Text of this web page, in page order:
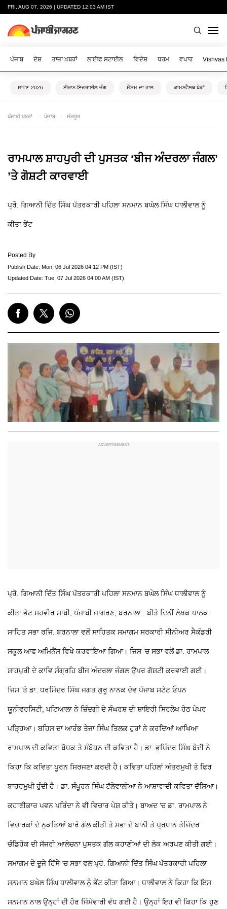
FRI, AUG 07, 2026 | UPDATED 12:03 AM IST
ਪੰਜਾਬ ਦੇਸ਼ ਤਾਜ਼ਾ ਖ਼ਬਰਾਂ ਲਾਈਫ ਸਟਾਈਲ ਵਿਦੇਸ਼ ਧਰਮ ਵਪਾਰ Vishvas
ਸਾਵਣ 2026 ਈਰਾਨ-ਇਜ਼ਰਾਈਲ ਜੰਗ ਮੌਸਮ ਦਾ ਹਾਲ ਕਾਮਨਵੈਲਥ ਖੇਡਾਂ
ਪੰਜਾਬੀ ਖ਼ਬਰਾਂ ਪੰਜਾਬ ਸੰਗਰੂਰ
ਰਾਮਪਾਲ ਸ਼ਾਹਪੁਰੀ ਦੀ ਪੁਸਤਕ ‘ਬੀਜ ਅੰਦਰਲਾ ਜੰਗਲ’
’ਤੇ ਗੋਸ਼ਟੀ ਕਾਰਵਾਈ
ਪ੍ਰੋ. ਗਿਆਨੀ ਦਿੱਤ ਸਿੰਘ ਪੱਤਰਕਾਰੀ ਪਹਿਲਾ ਸਨਮਾਨ ਬਘੇਲ ਸਿੰਘ ਧਾਲੀਵਾਲ ਨੂੰ
ਕੀਤਾ ਭੇਂਟ
Posted By
Publish Date: Mon, 06 Jul 2026 04:12 PM (IST)
Updated Date: Tue, 07 Jul 2026 04:00 AM (IST)
ਪ੍ਰੋ. ਗਿਆਨੀ ਦਿੱਤ ਸਿੰਘ ਪੱਤਰਕਾਰੀ ਪਹਿਲਾ ਸਨਮਾਨ ਬਘੇਲ ਸਿੰਘ ਧਾਲੀਵਾਲ ਨੂੰ
ਕੀਤਾ ਭੇਟਸਹਵੀਰ ਸਾਬੀ, ਪੰਜਾਬੀ ਜਾਗਰਣ, ਬਰਨਾਲਾ : ਬੀਤੇ ਦਿਨੀਂ ਲੇਖਕ ਪਾਠਕ
ਸਾਹਿਤ ਸਭਾ ਰਜਿ. ਬਰਨਾਲਾ ਵਲੋਂ ਸਾਹਿਤਕ ਸਮਾਗਮ ਸਰਕਾਰੀ ਸੀਨੀਅਰ ਸੈਕੰਡਰੀ
ਸਕੂਲ ਆਫ ਅਮਿਨੈਂਸ ਵਿਖੇ ਕਰਵਾਇਆ ਗਿਆ। ਜਿਸ ’ਚ ਸਭਾ ਵਲੋਂ ਡਾ. ਰਾਮਪਾਲ
ਸ਼ਾਹਪੁਰੀ ਦੇ ਕਾਵਿ ਸੰਗ੍ਰਹਿ ਬੀਜ ਅੰਦਰਲਾ ਜੰਗਲ ਉਪਰ ਗੋਸ਼ਟੀ ਕਰਵਾਈ ਗਈ।
ਜਿਸ ’ਤੇ ਡਾ. ਧਰਮਿੰਦਰ ਸਿੰਘ ਜਗਤ ਗੁਰੂ ਨਾਨਕ ਦੇਵ ਪੰਜਾਬ ਸਟੇਟ ਓਪਨ
ਯੂਨੀਵਰਸਿਟੀ, ਪਟਿਆਲਾ ਨੇ ਜ਼ਿੰਦਗੀ ਦੇ ਸੰਘਰਸ਼ ਦੀ ਸ਼ਾਇਰੀ ਸਿਰਲੇਖ ਹੇਠ ਪੇਪਰ
ਪੜ੍ਹਿਆ। ਬਹਿਸ ਦਾ ਆਰੰਭ ਤੇਜਾ ਸਿੰਘ ਤਿਲਕ ਹੁਰਾਂ ਨੇ ਕਰਦਿਆਂ ਆਖਿਆ
ਰਾਮਪਾਲ ਦੀ ਕਵਿਤਾ ਬੋਧਕ ਤੇ ਸੰਬੋਧਨ ਦੀ ਕਵਿਤਾ ਹੈ। ਡਾ. ਭੁਪਿੰਦਰ ਸਿੰਘ ਬੇਦੀ ਨੇ
ਕਿਹਾ ਕਿ ਕਵਿਤਾ ਪੂਰਨ ਸਿਰਜਣਾ ਕਰਦੀ ਹੈ। ਕਵਿਤਾ ਪਹਿਲਾਂ ਅੰਤਰਮੁਖੀ ਤੇ ਫਿਰ
ਬਾਹਰਮੁਖੀ ਹੁੰਦੀ ਹੈ। ਡਾ. ਸੰਪੂਰਨ ਸਿੰਘ ਟੱਲੇਵਾਲੀਆ ਨੇ ਆਸ਼ਾਵਾਦੀ ਕਵਿਤਾ ਦੱਸਿਆ।
ਕਹਾਣੀਕਾਰ ਪਵਨ ਪਰਿੰਦਾ ਨੇ ਵੀ ਵਿਚਾਰ ਪੇਸ਼ ਕੀਤੇ। ਬਾਅਦ ’ਚ ਡਾ. ਰਾਮਪਾਲ ਨੇ
ਵਿਚਾਰਕਾਂ ਦੇ ਨੁਕਤਿਆਂ ਬਾਰੇ ਗੱਲ ਕੀਤੀ ਤੇ ਸਭਾ ਦੇ ਬਾਨੀ ਤੇ ਪ੍ਰਧਾਨ ਤੇਜਿੰਦਰ
ਚੰਡਿਹੋਕ ਦੀ ਸੱਜਰੀ ਆਲੋਚਨਾ ਪੁਸਤਕ ਗੱਲ ਕਹਾਣੀਆਂ ਦੀ ਲੋਕ ਅਰਪਣ ਕੀਤੀ ਗਈ।
ਸਮਾਗਮ ਦੇ ਦੂਜੇ ਹਿੱਸੇ ’ਚ ਸਭਾ ਵਲੋ ਪ੍ਰੋ. ਗਿਆਨੀ ਦਿੱਤ ਸਿੰਘ ਪੱਤਰਕਾਰੀ ਪਹਿਲਾ
ਸਨਮਾਨ ਬਘੇਲ ਸਿੰਘ ਧਾਲੀਵਾਲ ਨੂੰ ਭੇਂਟ ਕੀਤਾ ਗਿਆ। ਧਾਲੀਵਾਲ ਨੇ ਕਿਹਾ ਕਿ ਇਸ
ਸਨਮਾਨ ਨਾਲ ਉਨ੍ਹਾਂ ਦੀ ਹੋਰ ਜਿੰਮੇਵਾਰੀ ਵੱਧ ਗਈ ਹੈ। ਉਨ੍ਹਾਂ ਇਹ ਵੀ ਕਿਹਾ ਕਿ ਹੁਣ